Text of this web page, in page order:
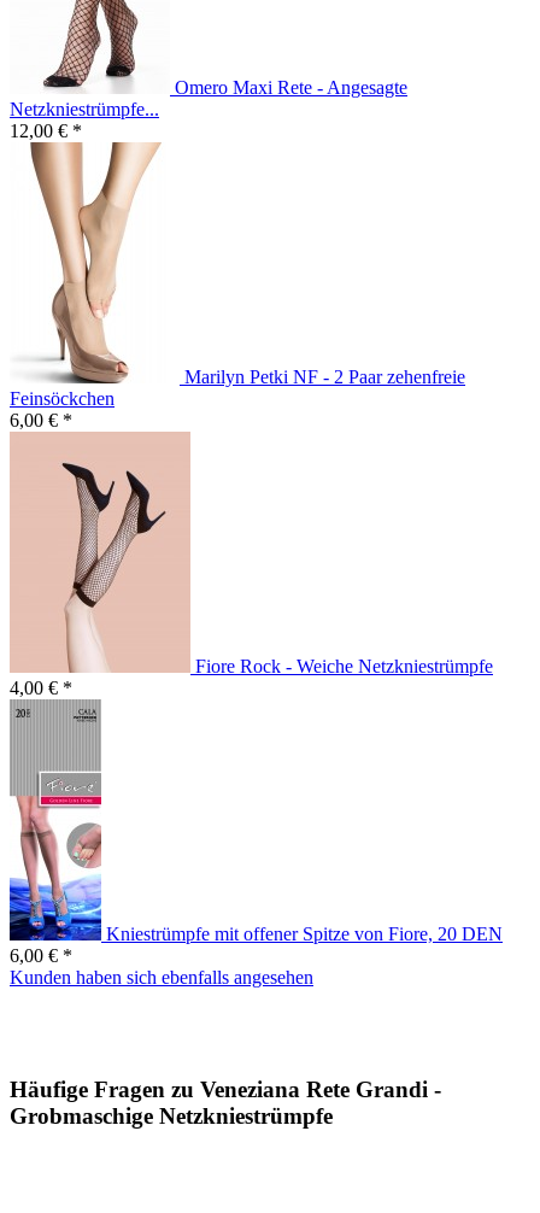
Omero Maxi Rete - Angesagte
Netzkniestrümpfe...
12,00 € *
Marilyn Petki NF - 2 Paar zehenfreie
Feinsöckchen
6,00 € *
Fiore Rock - Weiche Netzkniestrümpfe
4,00 € *
Kniestrümpfe mit offener Spitze von Fiore, 20 DEN
6,00 € *
Kunden haben sich ebenfalls angesehen
Häufige Fragen zu Veneziana Rete Grandi -
Grobmaschige Netzkniestrümpfe